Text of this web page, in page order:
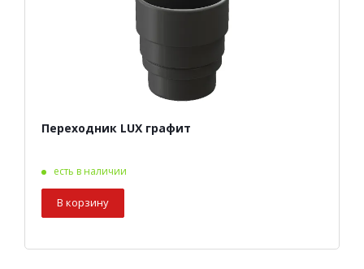
Переходник LUX графит
есть в наличии
В корзину